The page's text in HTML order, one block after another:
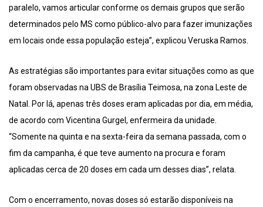
paralelo, vamos articular conforme os demais grupos que serão
determinados pelo MS como público-alvo para fazer imunizações
em locais onde essa população esteja”, explicou Veruska Ramos.
As estratégias são importantes para evitar situações como as que
foram observadas na UBS de Brasília Teimosa, na zona Leste de
Natal. Por lá, apenas três doses eram aplicadas por dia, em média,
de acordo com Vicentina Gurgel, enfermeira da unidade.
“Somente na quinta e na sexta-feira da semana passada, com o
fim da campanha, é que teve aumento na procura e foram
aplicadas cerca de 20 doses em cada um desses dias”, relata.
Com o encerramento, novas doses só estarão disponíveis na